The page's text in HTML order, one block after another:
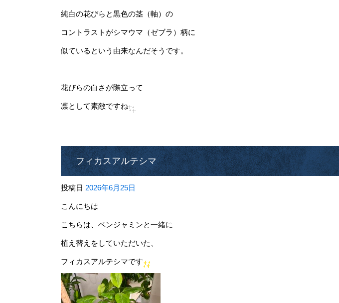
純白の花びらと黒色の茎（軸）の
コントラストがシマウマ（ゼブラ）柄に
似ているという由来なんだそうです。
花びらの白さが際立って
凛として素敵ですね
フィカスアルテシマ
投稿日 2026年6月25日
こんにちは
こちらは、ベンジャミンと一緒に
植え替えをしていただいた、
フィカスアルテシマです